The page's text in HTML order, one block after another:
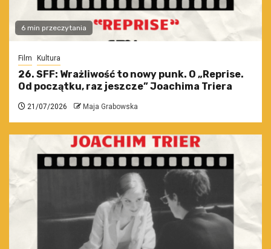
6 min przeczytania
Film Kultura
26. SFF: Wrażliwość to nowy punk. O „Reprise.
Od początku, raz jeszcze” Joachima Triera
21/07/2026 Maja Grabowska